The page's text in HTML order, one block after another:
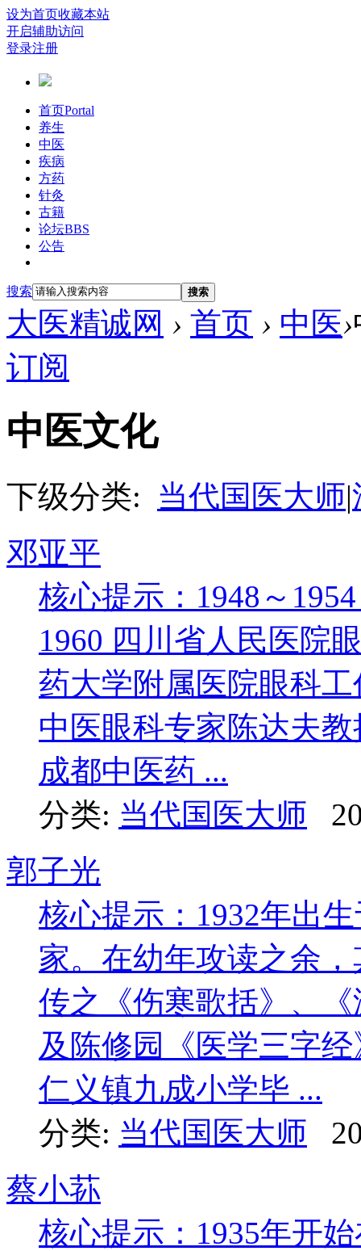
设为首页收藏本站
开启辅助访问
登录注册
首页Portal
养生
中医
疾病
方药
针灸
古籍
论坛BBS
公告
搜索 搜索
大医精诚网 › 首页 › 中医›
订阅
中医文化
下级分类: 当代国医大师|
邓亚平
核心提示：1948～
1960 四川省人民医院
药大学附属医院眼科
中医眼科专家陈达夫
成都中医药 ...
分类: 当代国医大师
郭子光
核心提示：1932年出
家。在幼年攻读之余
传之《伤寒歌括》、
及陈修园《医学三字
仁义镇九成小学毕 ...
分类: 当代国医大师
蔡小荪
核心提示：1935年开